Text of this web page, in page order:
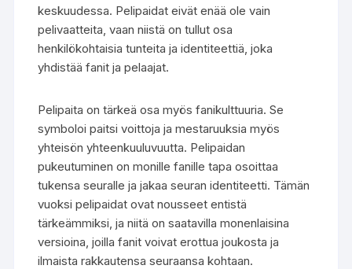
keskuudessa. Pelipaidat eivät enää ole vain
pelivaatteita, vaan niistä on tullut osa
henkilökohtaisia tunteita ja identiteettiä, joka
yhdistää fanit ja pelaajat.
Pelipaita on tärkeä osa myös fanikulttuuria. Se
symboloi paitsi voittoja ja mestaruuksia myös
yhteisön yhteenkuuluvuutta. Pelipaidan
pukeutuminen on monille fanille tapa osoittaa
tukensa seuralle ja jakaa seuran identiteetti. Tämän
vuoksi pelipaidat ovat nousseet entistä
tärkeämmiksi, ja niitä on saatavilla monenlaisina
versioina, joilla fanit voivat erottua joukosta ja
ilmaista rakkautensa seuraansa kohtaan.